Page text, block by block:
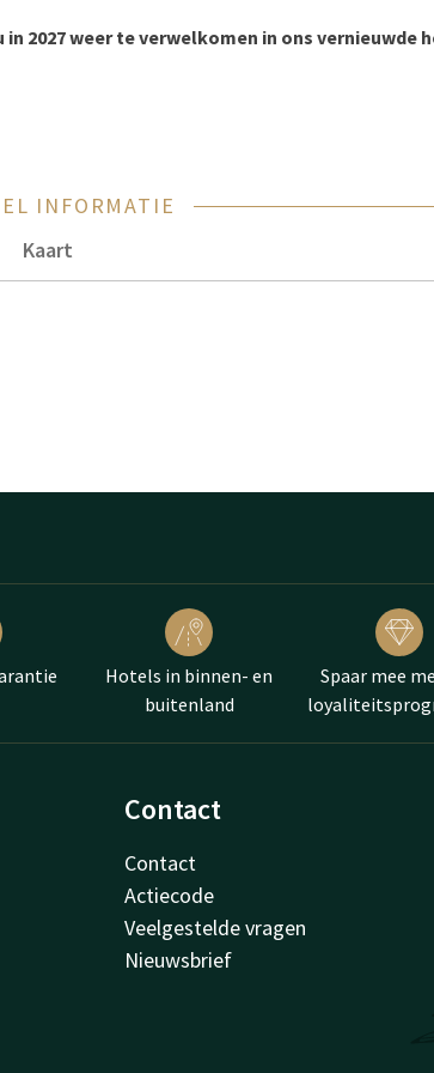
2027 weer te verwelkomen in ons vernieuwde
INFORMATIE
Kaart
Hotels in binnen- en
buitenland
Spaar mee
Contact
Contact
Actiecode
Veelgestelde vragen
Nieuwsbrief